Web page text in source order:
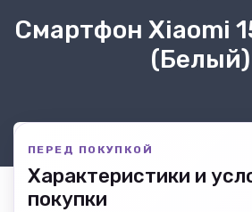
Смартфон Xiaomi
(Белый)
ПЕРЕД ПОКУПКОЙ
Характеристики и
покупки